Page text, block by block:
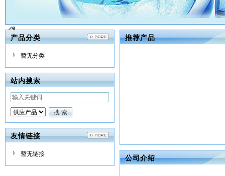
产品分类
暂无分类
站内搜索
友情链接
暂无链接
推荐产品
公司介绍